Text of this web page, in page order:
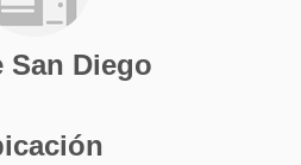
San Diego